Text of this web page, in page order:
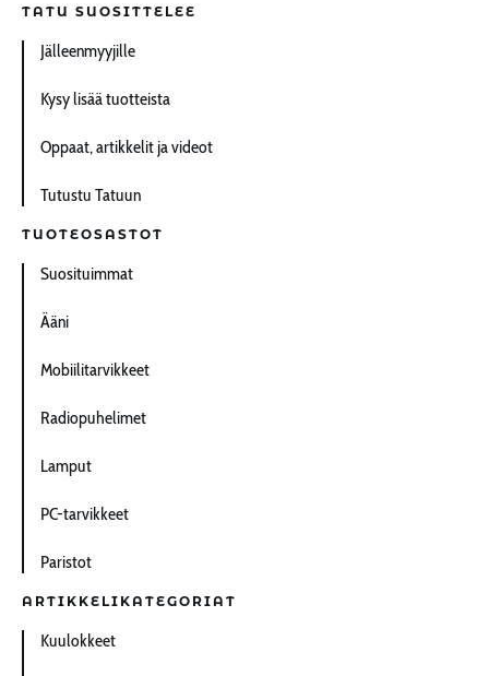
TATU SUOSITTELEE
Jälleenmyyjille
Kysy lisää tuotteista
Oppaat, artikkelit ja videot
Tutustu Tatuun
TUOTEOSASTOT
Suosituimmat
Ääni
Mobiilitarvikkeet
Radiopuhelimet
Lamput
PC-tarvikkeet
Paristot
ARTIKKELIKATEGORIAT
Kuulokkeet